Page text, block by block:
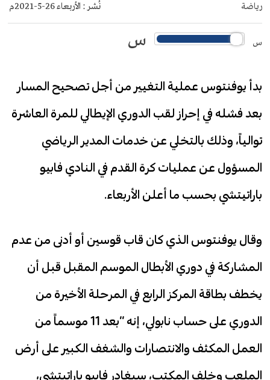
رياضة نُشر : الأربعاء 26-5-2021م
س س
بدأ يوفنتوس عملية التغيير من أجل تصحيح المسار
بعد فشله في إحراز لقب الدوري الإيطالي للمرة العاشرة
توالياً، وذلك بالتخلي عن خدمات المدير الرياضي
المسؤول عن عمليات كرة القدم في النادي فابيو
باراتيتشي بحسب ما أعلن الأربعاء.
وقال يوفنتوس الذي كان قاب قوسين أو أدنى من عدم
المشاركة في دوري الأبطال الموسم المقبل قبل أن
يخطف بطاقة المركز الرابع في المرحلة الأخيرة من
الدوري على حساب نابولي، إنه “بعد 11 موسماً من
العمل المكثف والانتصارات والشغف الكبير على أرض
الملعب وخلف المكتب، سيغادر فابيو باراتيتشي،